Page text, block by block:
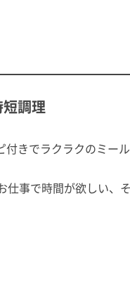
調理
きでラクラクのミー
事で時間が欲しい、